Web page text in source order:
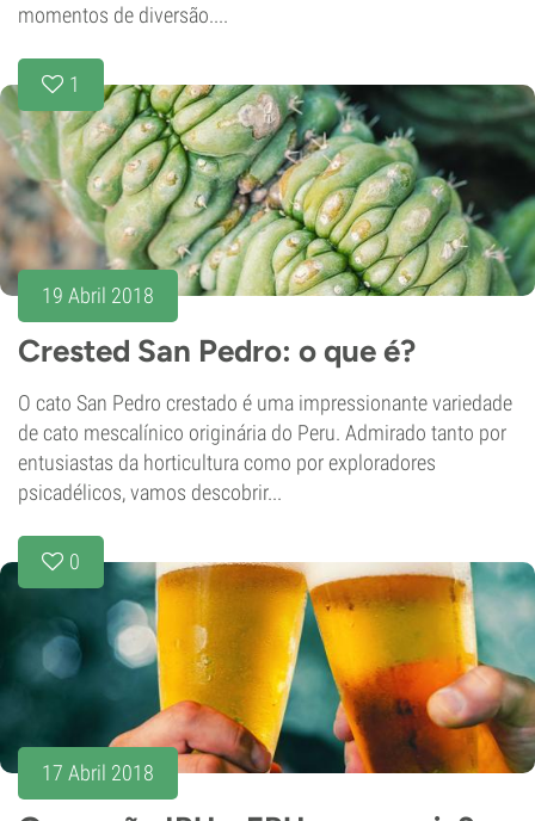
momentos de diversão....
1
19 Abril 2018
Crested San Pedro: o que é?
O cato San Pedro crestado é uma impressionante variedade
de cato mescalínico originária do Peru. Admirado tanto por
entusiastas da horticultura como por exploradores
psicadélicos, vamos descobrir...
0
17 Abril 2018